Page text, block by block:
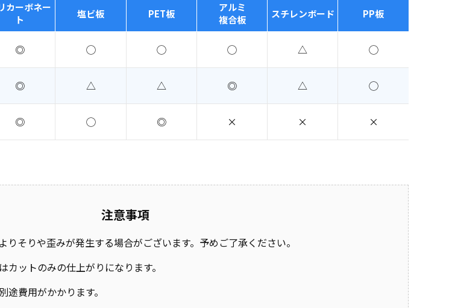
カーボネー
ト
塩ビ板 PET板
アルミ
複合板
スチレンボード PP板
◎ ◯ ◯ ◯ △ ◯
◎ △ △ ◎ △ ◯
◎ ◯ ◎ × × ×
注意事項
りそりや歪みが発生する場合がございます。予めご了承ください。
ットのみの仕上がりになります。
途費用がかかります。